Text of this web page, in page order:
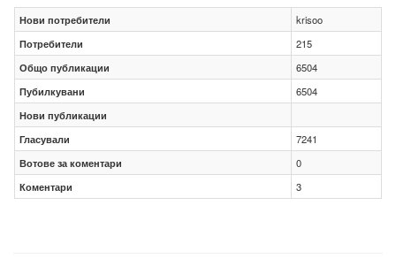
Нови потребители
krisoo
Потребители
215
Общо публикации
6504
Пубилкувани
6504
Нови публикации
Гласували
7241
Вотове за коментари
0
Коментари
3